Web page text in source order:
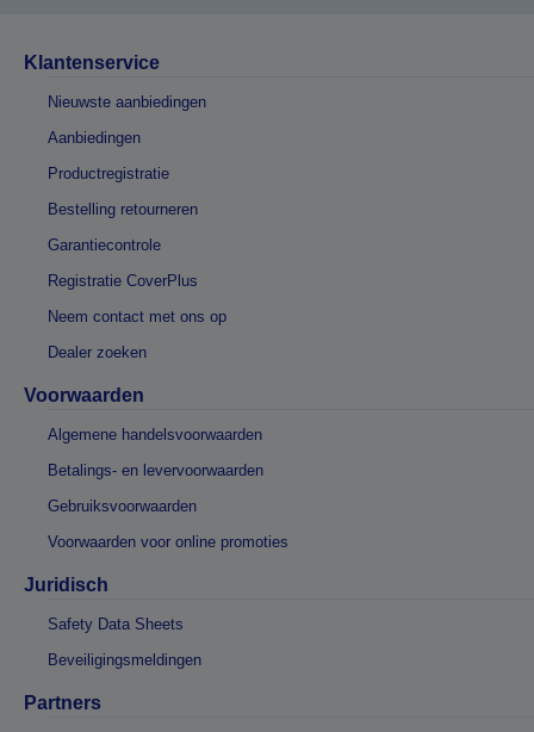
Klantenservice
Nieuwste aanbiedingen
Aanbiedingen
Productregistratie
Bestelling retourneren
Garantiecontrole
Registratie CoverPlus
Neem contact met ons op
Dealer zoeken
Voorwaarden
Algemene handelsvoorwaarden
Betalings- en levervoorwaarden
Gebruiksvoorwaarden
Voorwaarden voor online promoties
Juridisch
Safety Data Sheets
Beveiligingsmeldingen
Partners